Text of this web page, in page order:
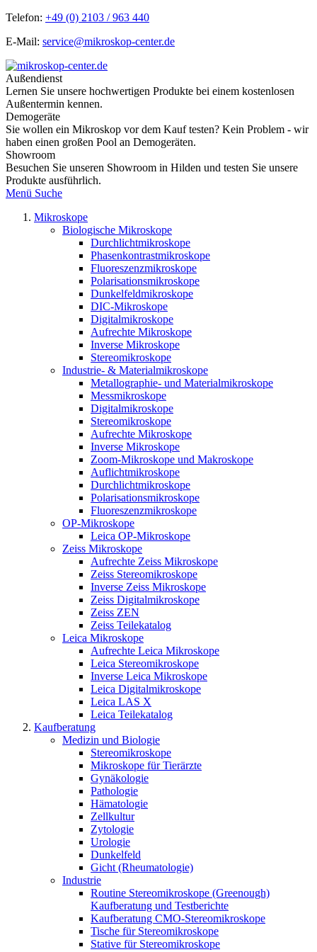
Telefon: +49 (0) 2103 / 963 440
E-Mail: service@mikroskop-center.de
Außendienst
Lernen Sie unsere hochwertigen Produkte bei einem kostenlosen
Außentermin kennen.
Demogeräte
Sie wollen ein Mikroskop vor dem Kauf testen? Kein Problem - wir
haben einen großen Pool an Demogeräten.
Showroom
Besuchen Sie unseren Showroom in Hilden und testen Sie unsere
Produkte ausführlich.
Menü Suche
Mikroskope
Biologische Mikroskope
Durchlichtmikroskope
Phasenkontrastmikroskope
Fluoreszenzmikroskope
Polarisationsmikroskope
Dunkelfeldmikroskope
DIC-Mikroskope
Digitalmikroskope
Aufrechte Mikroskope
Inverse Mikroskope
Stereomikroskope
Industrie- & Materialmikroskope
Metallographie- und Materialmikroskope
Messmikroskope
Digitalmikroskope
Stereomikroskope
Aufrechte Mikroskope
Inverse Mikroskope
Zoom-Mikroskope und Makroskope
Auflichtmikroskope
Durchlichtmikroskope
Polarisationsmikroskope
Fluoreszenzmikroskope
OP-Mikroskope
Leica OP-Mikroskope
Zeiss Mikroskope
Aufrechte Zeiss Mikroskope
Zeiss Stereomikroskope
Inverse Zeiss Mikroskope
Zeiss Digitalmikroskope
Zeiss ZEN
Zeiss Teilekatalog
Leica Mikroskope
Aufrechte Leica Mikroskope
Leica Stereomikroskope
Inverse Leica Mikroskope
Leica Digitalmikroskope
Leica LAS X
Leica Teilekatalog
Kaufberatung
Medizin und Biologie
Stereomikroskope
Mikroskope für Tierärzte
Gynäkologie
Pathologie
Hämatologie
Zellkultur
Zytologie
Urologie
Dunkelfeld
Gicht (Rheumatologie)
Industrie
Routine Stereomikroskope (Greenough)
Kaufberatung und Testberichte
Kaufberatung CMO-Stereomikroskope
Tische für Stereomikroskope
Stative für Stereomikroskope